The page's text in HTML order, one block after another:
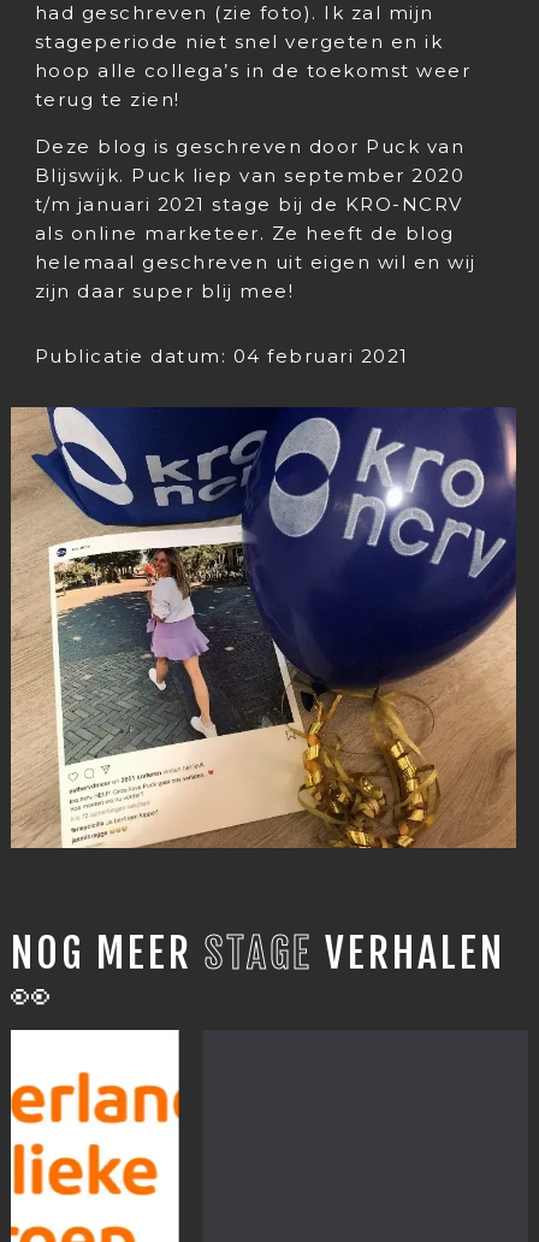
had geschreven (zie foto). Ik zal mijn
stageperiode niet snel vergeten en ik
hoop alle collega’s in de toekomst weer
terug te zien!
Deze blog is geschreven door Puck van
Blijswijk. Puck liep van september 2020
t/m januari 2021 stage bij de KRO-NCRV
als online marketeer. Ze heeft de blog
helemaal geschreven uit eigen wil en wij
zijn daar super blij mee!
Publicatie datum: 04 februari 2021
NOG MEER STAGE VERHALEN
👀